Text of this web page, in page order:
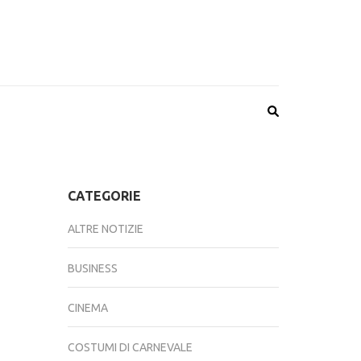
CATEGORIE
ALTRE NOTIZIE
BUSINESS
CINEMA
COSTUMI DI CARNEVALE